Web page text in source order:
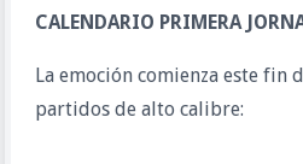
CALENDARIO PRIMERA
La emoción comienza este fin
partidos de alto calibre: